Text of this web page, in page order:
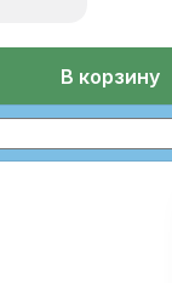
В корзину